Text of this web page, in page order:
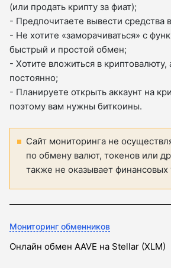
(или продать крипту за фиат);
- Предпочитаете вывести средства
- Не хотите «заморачиваться» с
быстрый и простой обмен;
- Хотите вложиться в криптовалюту,
постоянно;
- Планируете открыть аккаунт на
поэтому вам нужны биткоины.
Сайт мониторинга не
по обмену валют, токенов или
также не оказывает финансовых
Мониторинг обменников
Онлайн обмен AAVE на Stellar (XLM)